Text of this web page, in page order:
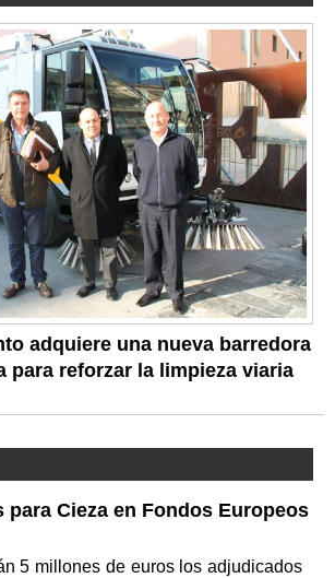
adquiere una nueva barredora
para reforzar la limpieza viaria
para Cieza en Fondos Europeos
5 millones de euros los adjudicados